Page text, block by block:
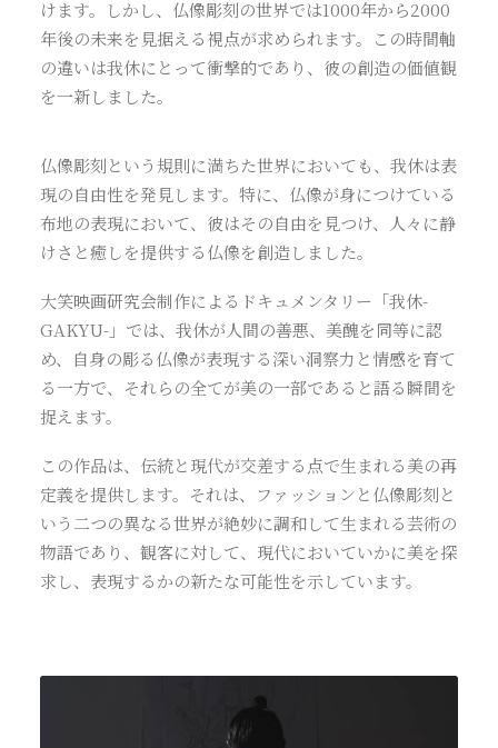
けます。しかし、仏像彫刻の世界では1000年から2000
年後の未来を見据える視点が求められます。この時間軸
の違いは我休にとって衝撃的であり、彼の創造の価値観
を一新しました。
仏像彫刻という規則に満ちた世界においても、我休は表
現の自由性を発見します。特に、仏像が身につけている
布地の表現において、彼はその自由を見つけ、人々に静
けさと癒しを提供する仏像を創造しました。
大笑映画研究会制作によるドキュメンタリー「我休-
GAKYU-」では、我休が人間の善悪、美醜を同等に認
め、自身の彫る仏像が表現する深い洞察力と情感を育て
る一方で、それらの全てが美の一部であると語る瞬間を
捉えます。
この作品は、伝統と現代が交差する点で生まれる美の再
定義を提供します。それは、ファッションと仏像彫刻と
いう二つの異なる世界が絶妙に調和して生まれる芸術の
物語であり、観客に対して、現代においていかに美を探
求し、表現するかの新たな可能性を示しています。